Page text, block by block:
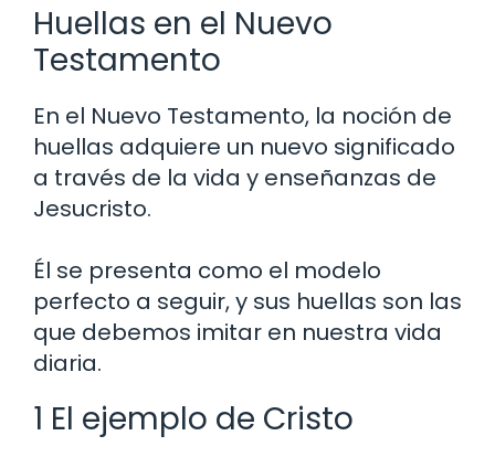
Huellas en el Nuevo
Testamento
En el Nuevo Testamento, la noción de
huellas adquiere un nuevo significado
a través de la vida y enseñanzas de
Jesucristo.
Él se presenta como el modelo
perfecto a seguir, y sus huellas son las
que debemos imitar en nuestra vida
diaria.
1 El ejemplo de Cristo